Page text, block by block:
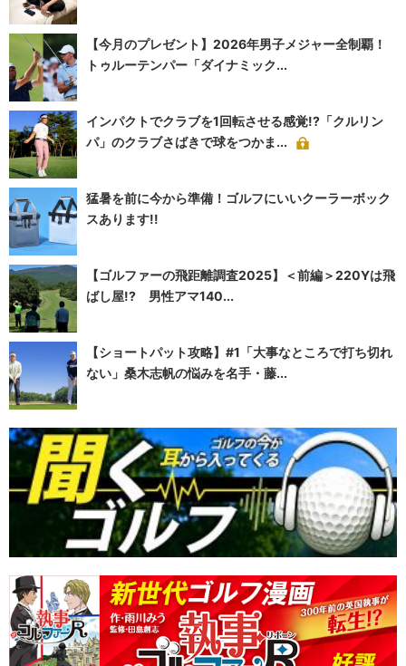
【今月のプレゼント】2026年男子メジャー全制覇！
トゥルーテンパー「ダイナミック...
インパクトでクラブを1回転させる感覚!?「クルリン
パ」のクラブさばきで球をつかま...
猛暑を前に今から準備！ゴルフにいいクーラーボック
スあります!!
【ゴルファーの飛距離調査2025】＜前編＞220Yは飛
ばし屋!? 男性アマ140...
【ショートパット攻略】#1「大事なところで打ち切れ
ない」桑木志帆の悩みを名手・藤...